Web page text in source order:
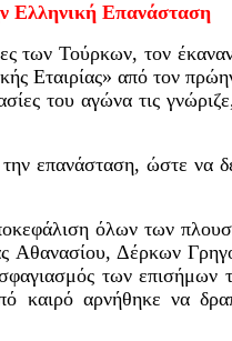
Ελληνική Επανάσταση
των Τούρκων, τον
Εταιρίας» από τον
του αγώνα τις γνώριζε
επανάσταση,ώστε να
όλων των
Αθανασίου, Δέρκων
ιασμός των επισήμων
καιρό αρνήθηκε να